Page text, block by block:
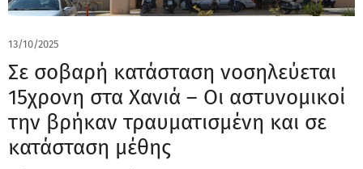
13/10/2025
Σε σοβαρή κατάσταση νοσηλεύεται
15χρονη στα Χανιά – Οι αστυνομικοί
την βρήκαν τραυματισμένη και σε
κατάσταση μέθης